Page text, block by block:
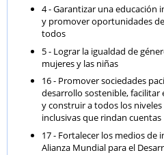
4 - Garantizar una educación
y promover oportunidades
todos
5 - Lograr la igualdad de
mujeres y las niñas
16 - Promover sociedades
desarrollo sostenible, facilitar
y construir a todos los
inclusivas que rindan cuentas
17 - Fortalecer los medios
Alianza Mundial para el